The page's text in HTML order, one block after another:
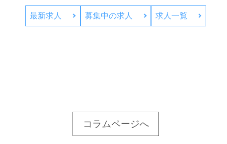
最新求人 募集中の求人 求人一覧
コラムページへ